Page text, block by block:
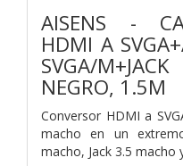
AISENS -
HDMI A
SVGA/
NEGRO, 1.5M
Conversor HDMI a
macho en un
macho, Jack 3.5 macho